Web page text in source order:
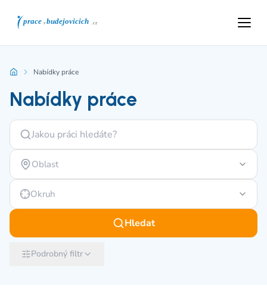
Nabídky práce
Nabídky práce
Oblast
Okruh
Hledat
Podrobný filtr